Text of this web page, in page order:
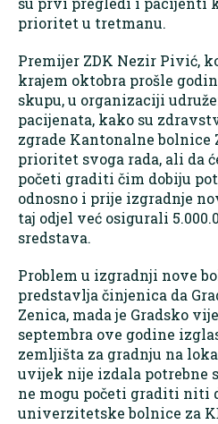
prioritet u tretmanu.
Premijer ZDK Nezir Pivić,
krajem oktobra prošle
skupu, u organizaciji
pacijenata, kako su
zgrade Kantonalne
prioritet svoga rada, ali da
početi graditi čim dobiju
odnosno i prije izgradnje
taj odjel već osigurali
sredstava.
Problem u izgradnji nove
predstavlja činjenica da
Zenica, mada je Gradsko
septembra ove godine
zemljišta za gradnju na
uvijek nije izdala potrebne
ne mogu početi graditi niti
univerzitetske bolnice za